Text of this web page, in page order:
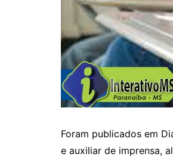
Foram publicados em
e auxiliar de imprensa,